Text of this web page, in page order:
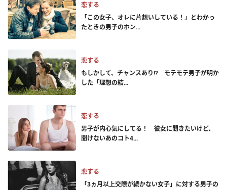
恋する
「この女子、オレに片想いしている！」とわかっ
たときの男子のホン...
恋する
もしかして、チャンスあり!? モテモテ男子が明か
した「理想の結...
恋する
男子が内心気にしてる！ 彼女に聞きたいけど、
聞けないあのコト4...
恋する
「3ヵ月以上交際が続かない女子」に対する男子の